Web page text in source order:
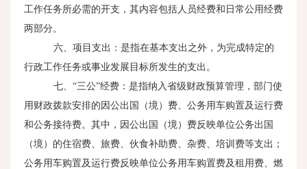
工作任务所必需的开支，其内容包括人员经费和日常公用经费
两部分。
六、项目支出：是指在基本支出之外，为完成特定的
行政工作任务或事业发展目标所发生的支出。
七、“三公”经费：是指纳入省级财政预算管理，部门使
用财政拨款安排的因公出国（境）费、公务用车购置及运行费
和公务接待费。其中，因公出国（境）费反映单位公务出国
（境）的住宿费、旅费、伙食补助费、杂费、培训费等支出；
公务用车购置及运行费反映单位公务用车购置费及租用费、燃